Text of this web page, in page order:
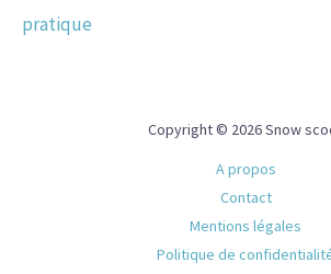
pratique
Copyright © 2026 Snow
A propos
Contact
Mentions légales
Politique de